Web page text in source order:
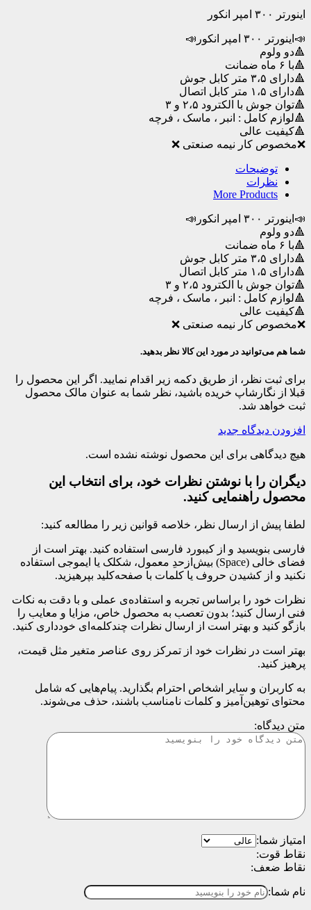
اینورتر ۳۰۰ امپر انکور
📣اینورتر ۳۰۰ امپر انکور📣
🔺دو ولوم
🔺با ۶ ماه ضمانت
🔺دارای ۳،۵ متر کابل جوش
🔺دارای ۱،۵ متر کابل اتصال
🔺توان جوش با الکترود ۲،۵ و ۳
🔺لوازم کامل : انبر ، ماسک ، فرچه
🔺کیفیت عالی
❌مخصوص کار نیمه صنعتی ❌
توضیحات
نظرات
More Products
📣اینورتر ۳۰۰ امپر انکور📣
🔺دو ولوم
🔺با ۶ ماه ضمانت
🔺دارای ۳،۵ متر کابل جوش
🔺دارای ۱،۵ متر کابل اتصال
🔺توان جوش با الکترود ۲،۵ و ۳
🔺لوازم کامل : انبر ، ماسک ، فرچه
🔺کیفیت عالی
❌مخصوص کار نیمه صنعتی ❌
شما هم می‌توانید در مورد این کالا نظر بدهید.
برای ثبت نظر، از طریق دکمه زیر اقدام نمایید. اگر این محصول را
قبلا از نگارشاپ خریده باشید، نظر شما به عنوان مالک محصول
ثبت خواهد شد.
افزودن دیدگاه جدید
هیچ دیدگاهی برای این محصول نوشته نشده است.
دیگران را با نوشتن نظرات خود، برای انتخاب این
محصول راهنمایی کنید.
لطفا پیش از ارسال نظر، خلاصه قوانین زیر را مطالعه کنید:
فارسی بنویسید و از کیبورد فارسی استفاده کنید. بهتر است از
فضای خالی (Space) بیش‌از‌حدِ معمول، شکلک یا ایموجی استفاده
نکنید و از کشیدن حروف یا کلمات با صفحه‌کلید بپرهیزید.
نظرات خود را براساس تجربه و استفاده‌ی عملی و با دقت به نکات
فنی ارسال کنید؛ بدون تعصب به محصول خاص، مزایا و معایب را
بازگو کنید و بهتر است از ارسال نظرات چندکلمه‌‌ای خودداری کنید.
بهتر است در نظرات خود از تمرکز روی عناصر متغیر مثل قیمت،
پرهیز کنید.
به کاربران و سایر اشخاص احترام بگذارید. پیام‌هایی که شامل
محتوای توهین‌آمیز و کلمات نامناسب باشند، حذف می‌شوند.
متن دیدگاه:
امتیاز شما:
نقاط قوت:
نقاط ضعف:
نام شما: